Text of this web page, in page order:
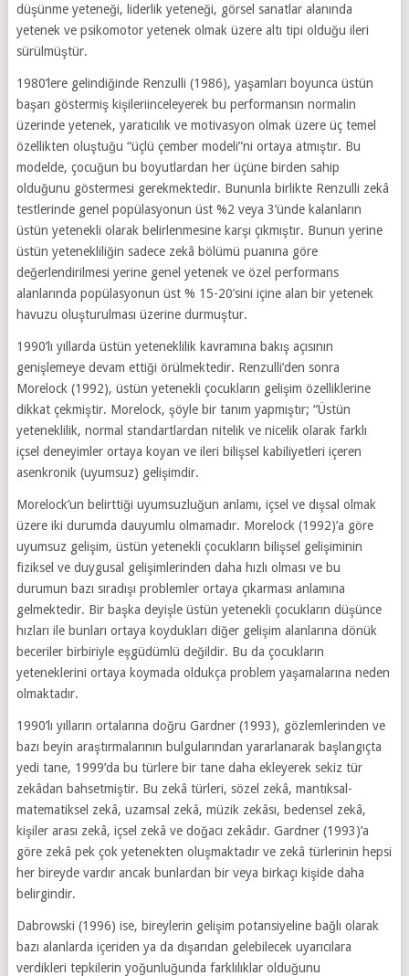
düşünme yeteneği, liderlik yeteneği, görsel sanatlar alanında
yetenek ve psikomotor yetenek olmak üzere altı tipi olduğu ileri
sürülmüştür.
1980’lere gelindiğinde Renzulli (1986), yaşamları boyunca üstün
başarı göstermiş kişileriinceleyerek bu performansın normalin
üzerinde yetenek, yaratıcılık ve motivasyon olmak üzere üç temel
özellikten oluştuğu “üçlü çember modeli”ni ortaya atmıştır. Bu
modelde, çocuğun bu boyutlardan her üçüne birden sahip
olduğunu göstermesi gerekmektedir. Bununla birlikte Renzulli zekâ
testlerinde genel popülasyonun üst %2 veya 3’ünde kalanların
üstün yetenekli olarak belirlenmesine karşı çıkmıştır. Bunun yerine
üstün yetenekliliğin sadece zekâ bölümü puanına göre
değerlendirilmesi yerine genel yetenek ve özel performans
alanlarında popülasyonun üst % 15-20’sini içine alan bir yetenek
havuzu oluşturulması üzerine durmuştur.
1990’lı yıllarda üstün yeteneklilik kavramına bakış açısının
genişlemeye devam ettiği örülmektedir. Renzulli’den sonra
Morelock (1992), üstün yetenekli çocukların gelişim özelliklerine
dikkat çekmiştir. Morelock, şöyle bir tanım yapmıştır; “Üstün
yeteneklilik, normal standartlardan nitelik ve nicelik olarak farklı
içsel deneyimler ortaya koyan ve ileri bilişsel kabiliyetleri içeren
asenkronik (uyumsuz) gelişimdir.
Morelock’un belirttiği uyumsuzluğun anlamı, içsel ve dışsal olmak
üzere iki durumda dauyumlu olmamadır. Morelock (1992)’a göre
uyumsuz gelişim, üstün yetenekli çocukların bilişsel gelişiminin
fiziksel ve duygusal gelişimlerinden daha hızlı olması ve bu
durumun bazı sıradışı problemler ortaya çıkarması anlamına
gelmektedir. Bir başka deyişle üstün yetenekli çocukların düşünce
hızları ile bunları ortaya koydukları diğer gelişim alanlarına dönük
beceriler birbiriyle eşgüdümlü değildir. Bu da çocukların
yeteneklerini ortaya koymada oldukça problem yaşamalarına neden
olmaktadır.
1990’lı yılların ortalarına doğru Gardner (1993), gözlemlerinden ve
bazı beyin araştırmalarının bulgularından yararlanarak başlangıçta
yedi tane, 1999’da bu türlere bir tane daha ekleyerek sekiz tür
zekâdan bahsetmiştir. Bu zekâ türleri, sözel zekâ, mantıksal-
matematiksel zekâ, uzamsal zekâ, müzik zekâsı, bedensel zekâ,
kişiler arası zekâ, içsel zekâ ve doğacı zekâdır. Gardner (1993)’a
göre zekâ pek çok yetenekten oluşmaktadır ve zekâ türlerinin hepsi
her bireyde vardır ancak bunlardan bir veya birkaçı kişide daha
belirgindir.
Dabrowski (1996) ise, bireylerin gelişim potansiyeline bağlı olarak
bazı alanlarda içeriden ya da dışarıdan gelebilecek uyarıcılara
verdikleri tepkilerin yoğunluğunda farklılıklar olduğunu